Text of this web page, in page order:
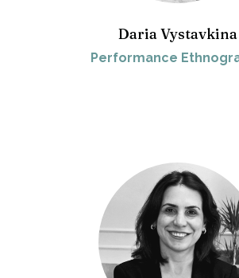
Daria Vystavkina
Performance